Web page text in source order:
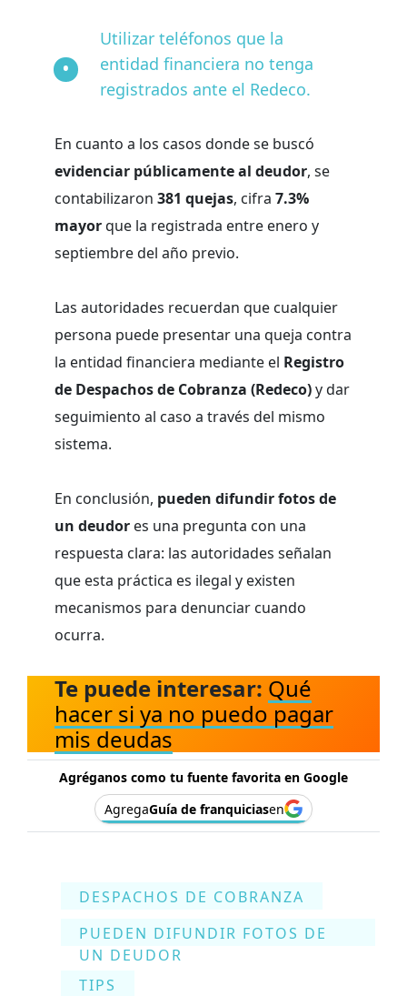
Utilizar teléfonos que la
entidad financiera no tenga
registrados ante el Redeco.
En cuanto a los casos donde se buscó
evidenciar públicamente al deudor, se
contabilizaron 381 quejas, cifra 7.3%
mayorque la registrada entre enero y
septiembre del año previo.
Las autoridades recuerdan que cualquier
persona puede presentar una queja contra
la entidad financiera mediante el Registro
de Despachos de Cobranza (Redeco)y dar
seguimiento al caso a través del mismo
sistema.
En conclusión, pueden difundir fotos de
un deudor es una pregunta con una
respuesta clara: las autoridades señalan
que esta práctica es ilegal y existen
mecanismos para denunciar cuando
ocurra.
Te puede interesar: Qué
hacer si ya no puedo pagar
mis deudas
Agréganos como tu fuente favorita en Google
AgregaGuía de franquiciasen
DESPACHOS DE COBRANZA
PUEDEN DIFUNDIR FOTOS DE
UN DEUDOR
TIPS